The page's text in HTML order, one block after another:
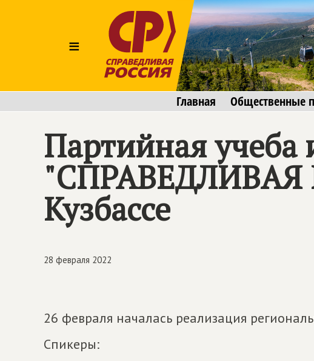
≡
Главная Общественные
Партийная
"СПРАВЕДЛИВАЯ
Кузбассе
28 февраля 2022
26 февраля началась реализация
Спикеры: